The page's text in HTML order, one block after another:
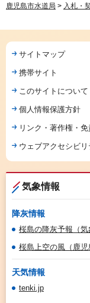
鹿児島市水道局 > 入札・
サイトマップ
携帯サイト
このサイトについて
個人情報保護方針
リンク・著作権・
ウェブアクセシビ
気象情報
降灰情報
桜島の降灰予報（気
桜島上空の風（鹿児
天気情報
tenki.jp